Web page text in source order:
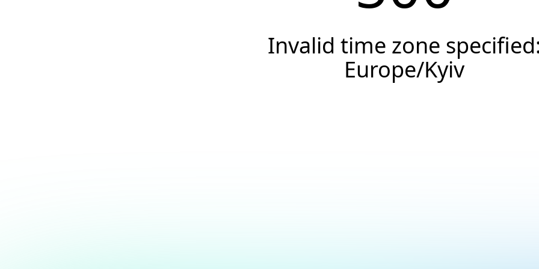
Invalid time zone
Europe/Kyiv